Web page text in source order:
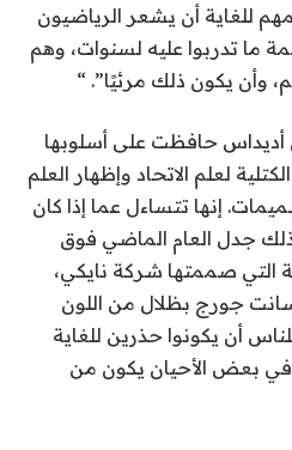
للغاية أن يشعر الرياضيون
ما تدربوا عليه لسنوات، وهم
وأن يكون ذلك مرئيًا”. “
أديداس حافظت على أسلوبها
لعلم الاتحاد وإظهار العلم
إنها تتساءل عما إذا كان
جدل العام الماضي فوق
التي صممتها شركة نايكي،
جورج بظلال من اللون
أن يكونوا حذرين للغاية
في بعض الأحيان يكون من